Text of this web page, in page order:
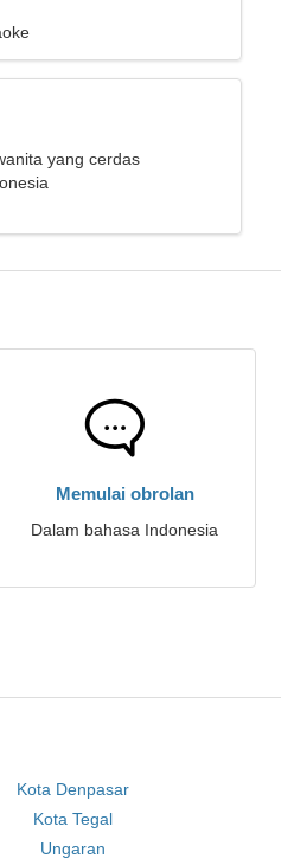
yang cerdas
Memulai obrolan
Dalam bahasa Indonesia
Kota Denpasar
Kota Tegal
Ungaran